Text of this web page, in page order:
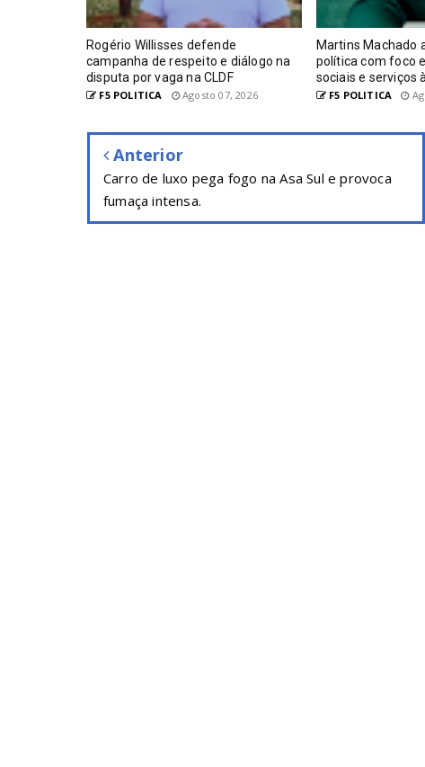
Rogério Willisses defende
campanha de respeito e diálogo na
disputa por vaga na CLDF
F5 POLITICA Agosto 07, 2026
Martins Machado
política com foco
sociais e serviços
F5 POLITICA
Anterior
Carro de luxo pega fogo na Asa Sul e provoca
fumaça intensa.